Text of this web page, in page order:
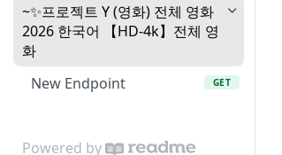
~✨프로젝트 Y (영화) 전체 영화
2026 한국어 【HD-4k】전체 영
화
New Endpoint
GET
Powered by